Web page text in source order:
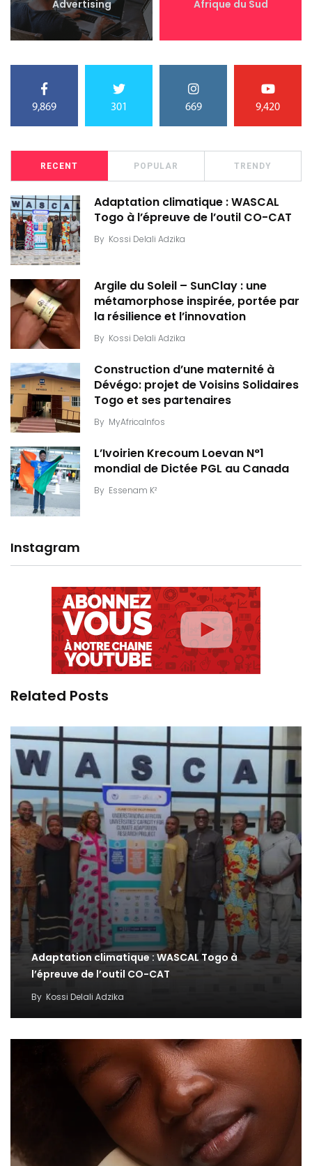
Advertising Afrique du Sud
9,869 301 669 9,420
RECENT POPULAR TRENDY
Adaptation climatique : WASCAL
Togo à l’épreuve de l’outil CO-CAT
By Kossi Delali Adzika
Argile du Soleil – SunClay : une
métamorphose inspirée, portée par
la résilience et l’innovation
By Kossi Delali Adzika
Construction d’une maternité à
Dévégo: projet de Voisins Solidaires
Togo et ses partenaires
By MyAfricaInfos
L’Ivoirien Krecoum Loevan N°1
mondial de Dictée PGL au Canada
By Essenam K²
Instagram
Related Posts
Adaptation climatique : WASCAL Togo à
l’épreuve de l’outil CO-CAT
By Kossi Delali Adzika